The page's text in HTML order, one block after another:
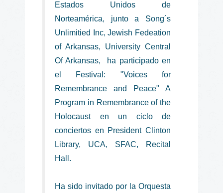
Estados Unidos de
Norteamérica, junto a Song´s
Unlimitied Inc, Jewish Fedeation
of Arkansas, University Central
Of Arkansas, ha participado en
el Festival: "Voices for
Remembrance and Peace" A
Program in Remembrance of the
Holocaust en un ciclo de
conciertos en President Clinton
Library, UCA, SFAC, Recital
Hall.
Ha sido invitado por la Orquesta